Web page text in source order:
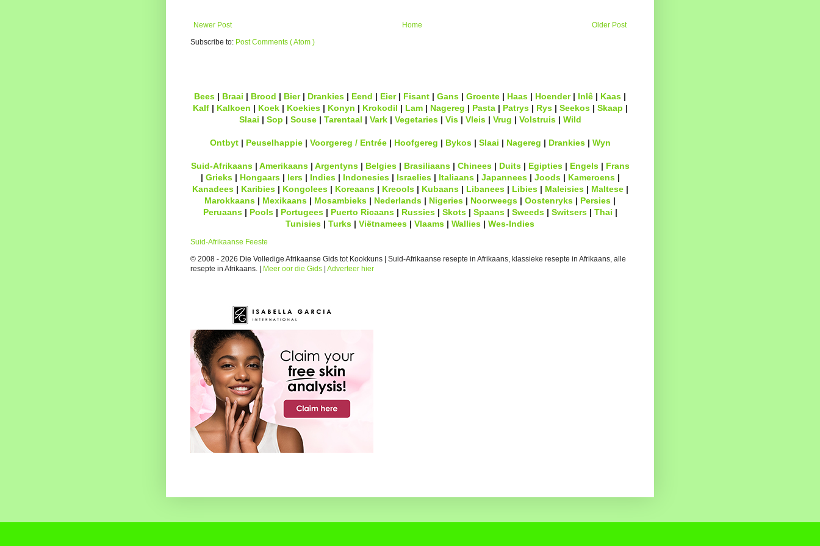
Newer Post Older Post
Home
Subscribe to: Post Comments ( Atom )
Bees | Braai | Brood | Bier| Drankies | Eend | Eier| Fisant | Gans | Groente | Haas | Hoender| Inlê | Kaas |
Kalf| Kalkoen | Koek| Koekies| Konyn | Krokodil | Lam| Nagereg | Pasta| Patrys| Rys| Seekos| Skaap |
Slaai | Sop | Souse| Tarentaal | Vark| Vegetaries| Vis| Vleis| Vrug | Volstruis| Wild
Ontbyt| Peuselhappie| Voorgereg / Entrée| Hoofgereg | Bykos| Slaai | Nagereg | Drankies| Wyn
Suid-Afrikaans| Amerikaans| Argentyns| Belgies| Brasiliaans| Chinees| Duits| Egipties| Engels| Frans
| Grieks| Hongaars| Iers| Indies| Indonesies| Israelies| Italiaans| Japannees| Joods| Kameroens|
Kanadees| Karibies| Kongolees| Koreaans| Kreools| Kubaans| Libanees| Libies| Maleisies| Maltese|
Marokkaans | Mexikaans | Mosambieks | Nederlands | Nigeries | Noorweegs | Oostenryks | Persies |
Peruaans| Pools| Portugees| Puerto Ricaans| Russies| Skots| Spaans| Sweeds| Switsers| Thai |
Tunisies | Turks | Viëtnamees | Vlaams | Wallies | Wes-Indies
Suid-Afrikaanse Feeste
© 2008 - 2026 Die Volledige Afrikaanse Gids tot Kookkuns | Suid-Afrikaanse resepte in Afrikaans, klassieke resepte in Afrikaans, alle
resepte in Afrikaans. |
Meer oor die Gids Adverteer hier